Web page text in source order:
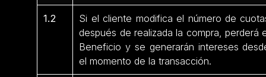
1.2
Si el cliente modifica el número de
después de realizada la compra, perderá
Beneficio y se generarán intereses
el momento de la transacción.